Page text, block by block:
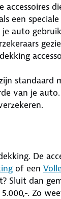
accessoires
een
auto
standaard
van je
De
of een
Sluit dan
. Zo